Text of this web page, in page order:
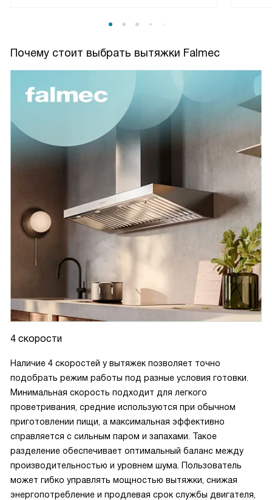
Почему стоит выбрать вытяжки Falmec
4 скорости
Наличие 4 скоростей у вытяжек позволяет точно
подобрать режим работы под разные условия готовки.
Минимальная скорость подходит для легкого
проветривания, средние используются при обычном
приготовлении пищи, а максимальная эффективно
справляется с сильным паром и запахами. Такое
разделение обеспечивает оптимальный баланс между
производительностью и уровнем шума. Пользователь
может гибко управлять мощностью вытяжки, снижая
энергопотребление и продлевая срок службы двигателя,